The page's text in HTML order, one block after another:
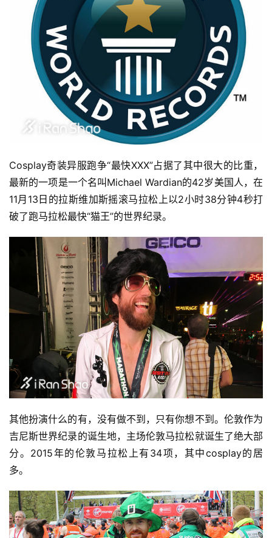
Cosplay奇装异服跑争“最快XXX”占据了其中很大的比重，
最新的一项是一个名叫Michael Wardian的42岁美国人，在
11月13日的拉斯维加斯摇滚马拉松上以2小时38分钟4秒打
破了跑马拉松最快“猫王”的世界纪录。
其他扮演什么的有，没有做不到，只有你想不到。伦敦作为
吉尼斯世界纪录的诞生地，主场伦敦马拉松就诞生了绝大部
分。2015年的伦敦马拉松上有34项，其中cosplay的居
多。